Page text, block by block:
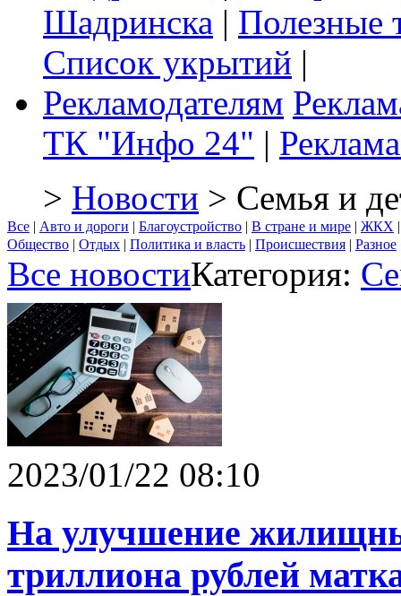
Шадринска | Полезные
Список укрытий |
Рекламодателям
ТК "Инфо 24" |
> Новости > Семья и
Все | Авто и дороги | Благоустройство | В стране и мире | ЖКХ
Общество | Отдых | Политика и власть | Происшествия | Разное
Все новостиКатегория:
2023/01/22 08:10
На улучшение
триллиона рублей